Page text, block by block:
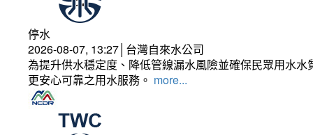
停水
2026-08-07, 13:27│台灣自來水公司
為提升供水穩定度、降低管線漏水風險並確保民眾用水
更安心可靠之用水服務。 more...